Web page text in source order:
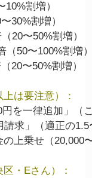
割増）
30%割増）
20〜50%割増）
（50〜100%割増
は要注意）：
を一律追加」（
求」（適正の1.5
・Eさん）：